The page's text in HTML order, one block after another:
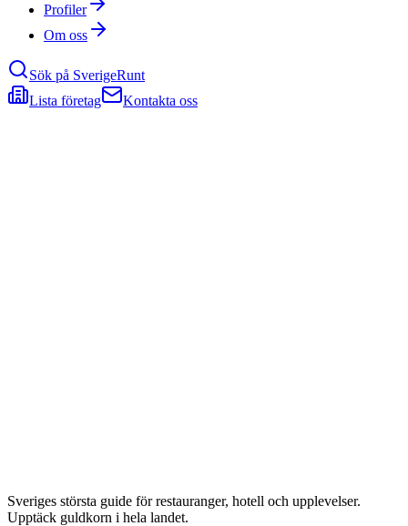
Profiler
Om oss
Sök på SverigeRunt
Lista företag
Kontakta oss
Sveriges största guide för restauranger, hotell och upplevelser.
Upptäck guldkorn i hela landet.